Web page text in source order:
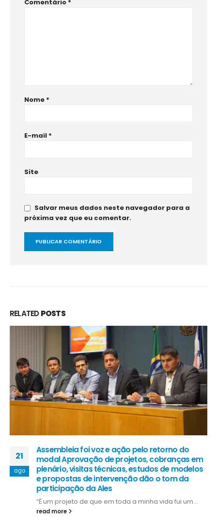
Comentário *
Nome *
E-mail *
Site
Salvar meus dados neste navegador para a
próxima vez que eu comentar.
RELATEDPOSTS
21
ago
Assembleia foi voz e ação pelo retorno do
modal Aprovação de projetos, cobranças em
plenário, visitas técnicas, estudos de modelos
e propostas de intervenção dão o tom da
participação da Ales
“É um projeto de que em toda a minha vida fui um...
read more